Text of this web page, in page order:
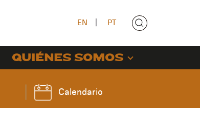
EN PT
QUIÉNES SOMOS
Calendario